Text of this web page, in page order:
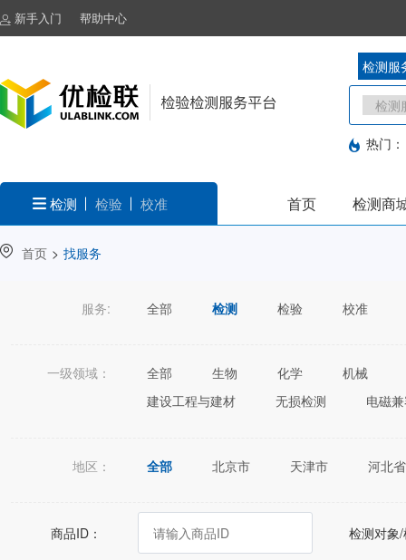
新手入门 帮助中心
检测服
热门：
检测 检验 校准 首页 检测商
首页 > 找服务
服务: 全部 检测 检验 校准
一级领域： 全部 生物 化学
机械
建设工程与建材
无损检测 电磁
地区： 全部 北京市 天津市
河北省
宁夏回族自治区
新疆维吾尔自治区
商品ID： 检测对象